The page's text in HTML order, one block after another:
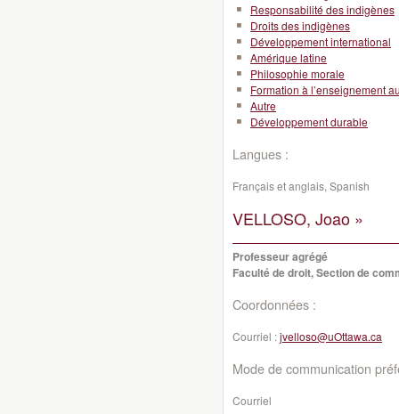
Responsabilité des indigènes
Droits des indigènes
Développement international
Amérique latine
Philosophie morale
Formation à l’enseignement
Autre
Développement durable
Langues :
Français et anglais, Spanish
VELLOSO, Joao »
Professeur agrégé
Faculté de droit, Section de
Coordonnées :
Courriel :jvelloso@uOttawa.ca
Mode de communication
Courriel